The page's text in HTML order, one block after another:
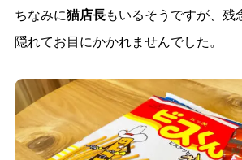
ちなみに猫店長もいるそうですが、残
隠れてお目にかかれませんでした。